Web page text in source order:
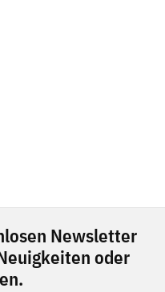
Newsletter
oder